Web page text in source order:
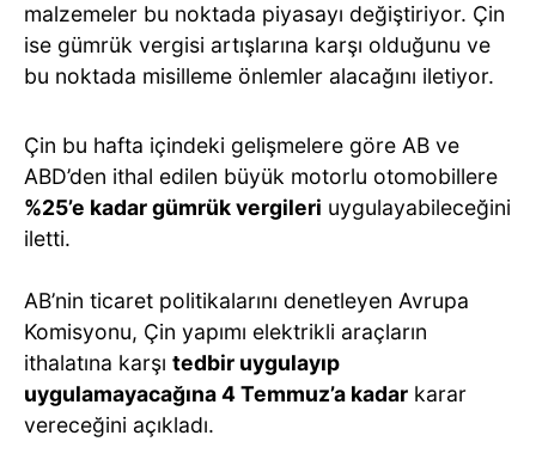
malzemeler bu noktada piyasayı değiştiriyor. Çin
ise gümrük vergisi artışlarına karşı olduğunu ve
bu noktada misilleme önlemler alacağını iletiyor.
Çin bu hafta içindeki gelişmelere göre AB ve
ABD’den ithal edilen büyük motorlu otomobillere
%25’e kadar gümrük vergileri uygulayabileceğini
iletti.
AB’nin ticaret politikalarını denetleyen Avrupa
Komisyonu, Çin yapımı elektrikli araçların
ithalatına karşı tedbir uygulayıp
uygulamayacağına 4 Temmuz’a kadar karar
vereceğini açıkladı.